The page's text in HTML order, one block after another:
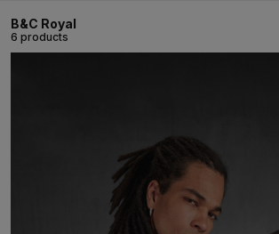
B&C Royal
6 products